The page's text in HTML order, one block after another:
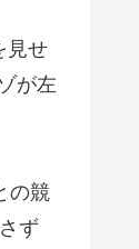
見せ
が左
の競
ず